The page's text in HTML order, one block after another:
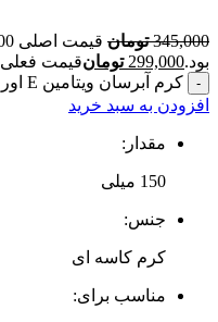
345,000 تومان
بود.299,000 تومانقیمت فعلی 299,000 تومان است.
کرم آبرسان ویتامین E اوری وان 150 میل عدد
افزودن به سبد خرید
مقدار:
150 میلی‌
جنس:
کرم کاسه ای
مناسب برای: